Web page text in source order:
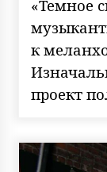
«Темное
к
проект